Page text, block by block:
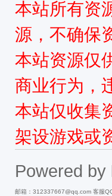
本站所有资
源，不确保
本站资源仅
商业行为，
本站仅收集
架设游戏或
Powered by
邮箱：312337667@qq.com 客服